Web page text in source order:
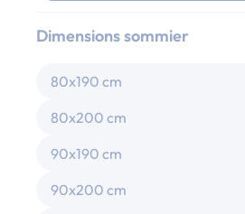
Dimensions sommier
80x190 cm
80x200 cm
90x190 cm
90x200 cm